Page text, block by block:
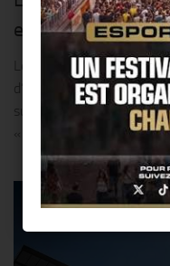
exclusive !!
Le Paris Saint-Germain
d’annoncer un
superstar mondiale
« Prince du Parc » en